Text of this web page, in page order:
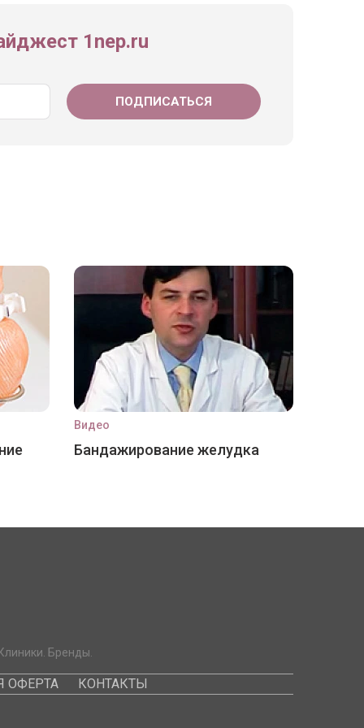
1nep.ru
Видео
Бандажирование желудка
Бренды.
ОФЕРТА КОНТАКТЫ